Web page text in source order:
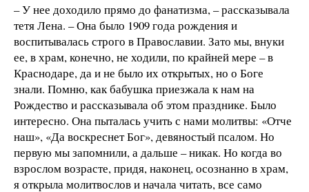
– У нее доходило прямо до фанатизма, – рассказывала
тетя Лена. – Она было 1909 года рождения и
воспитывалась строго в Православии. Зато мы, внуки
ее, в храм, конечно, не ходили, по крайней мере – в
Краснодаре, да и не было их открытых, но о Боге
знали. Помню, как бабушка приезжала к нам на
Рождество и рассказывала об этом празднике. Было
интересно. Она пыталась учить с нами молитвы: «Отче
наш», «Да воскреснет Бог», девяностый псалом. Но
первую мы запомнили, а дальше – никак. Но когда во
взрослом возрасте, придя, наконец, осознанно в храм,
я открыла молитвослов и начала читать, все само